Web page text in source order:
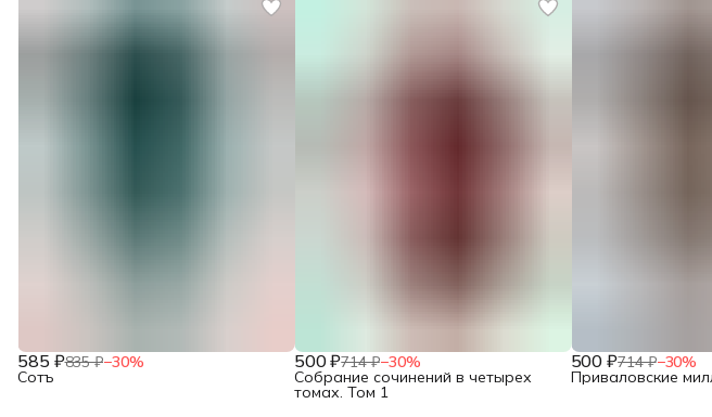
585 ₽835 ₽−30%
Сотъ
500 ₽714 ₽−30%
Собрание сочинений в четырех
томах. Том 1
500 ₽714 ₽−30%
Приваловские